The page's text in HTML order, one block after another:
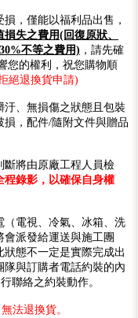
，僅能以福利品出售，
失之費用(回復原狀、
不等之費用) ，請先確
您的權利，祝您購物順
絕退換貨申請)
、無損傷之狀態且包裝
，配件/隨附文件與贈品
將由原廠工程人員檢
程錄影，以確保自身權
電視、冷氣、冰箱、洗
派發給運送與施工團
態不一定是實際完成出
與訂購者電話約裝的內
聯絡之約裝動作。
法退換貨。